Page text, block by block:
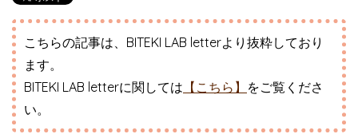
こちらの記事は、BITEKI LAB letterより抜粋しており
ます。
BITEKI LAB letterに関しては 【こちら】 をご覧くださ
い。